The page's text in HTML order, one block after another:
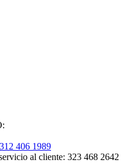
312 406 1989
al cliente: 323 468 2642